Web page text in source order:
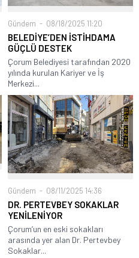
Gündem 08/18/2025 11:20
BELEDİYE’DEN İSTİHDAMA
GÜÇLÜ DESTEK
Çorum Belediyesi tarafından 2020
yılında kurulan Kariyer ve İş
Merkezi...
Gündem 08/11/2025 14:36
DR. PERTEVBEY SOKAKLAR
YENİLENİYOR
Çorum’un en eski sokakları
arasında yer alan Dr. Pertevbey
Sokaklar...